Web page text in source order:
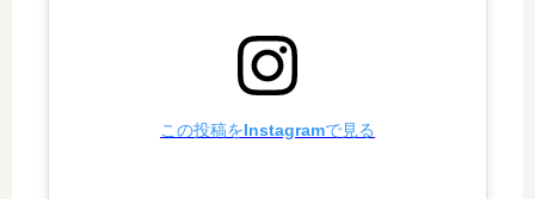
この投稿をInstagramで見る